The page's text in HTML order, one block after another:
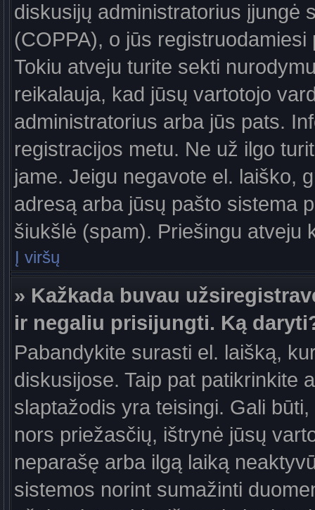
diskusijų administratorius įjungė
(COPPA), o jūs
Tokiu atveju turite sekti
reikalauja, kad jūsų vartotojo
administratorius arba jūs pats.
registracijos metu. Ne už ilgo
jame. Jeigu negavote el. laiško,
adresą arba jūsų pašto sistema
šiukšlė (spam). Priešingu atveju
Į viršų
» Kažkada buvau
ir negaliu prisijungti. Ką
Pabandykite surasti el. laišką,
diskusijose. Taip pat patikrinkite
slaptažodis yra teisingi. Gali
nors priežasčių, ištrynė jūsų
neparašę arba ilgą laiką
sistemos norint sumažinti